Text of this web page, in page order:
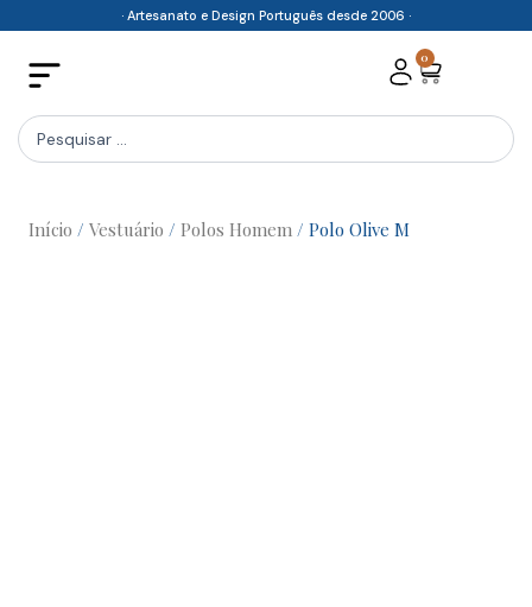
content
· Artesanato e Design Português desde 2006 ·
0
Cart
Search
...
Início / Vestuário / Polos Homem / Polo Olive M